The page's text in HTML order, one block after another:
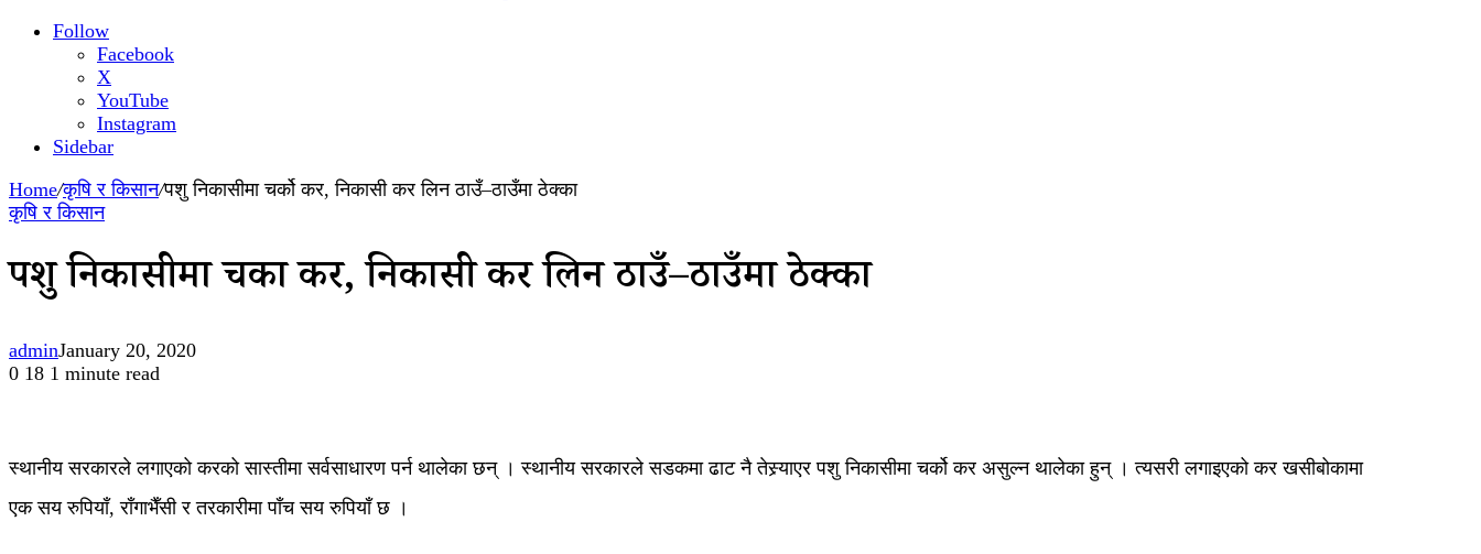
Follow
Facebook
X
YouTube
Instagram
Sidebar
Home/कृषि र किसान/पशु निकासीमा चर्को कर, निकासी कर लिन ठाउँ–ठाउँमा ठेक्का
कृषि र किसान
पशु निकासीमा चर्को कर, निकासी कर लिन ठाउँ–ठाउँमा ठेक्का
adminJanuary 20, 2020
0 18 1 minute read
स्थानीय सरकारले लगाएको करको सास्तीमा सर्वसाधारण पर्न थालेका छन् । स्थानीय सरकारले सडकमा ढाट नै तेस्र्याएर पशु निकासीमा चर्को कर असुल्न थालेका हुन् । त्यसरी लगाइएको कर खसीबोकामा
एक सय रुपियाँ, राँगाभैँसी र तरकारीमा पाँच सय रुपियाँ छ ।